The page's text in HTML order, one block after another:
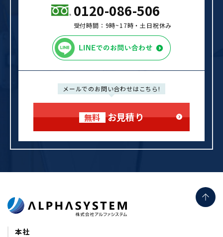
0120-086-506
受付時間：9時~17時‧⼟⽇祝休み
メールでのお問い合わせはこちら!
無料 お見積り
本社